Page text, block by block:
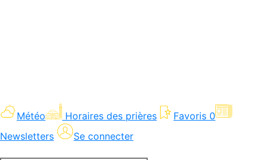
Météo Horaires des prières Favoris 0
Newsletters
Se connecter